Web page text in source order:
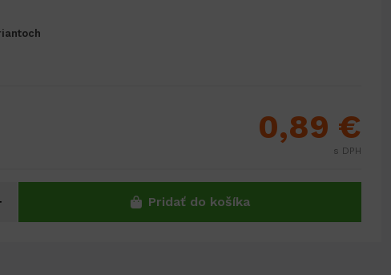
0,89 €
s DPH
Pridať do košíka